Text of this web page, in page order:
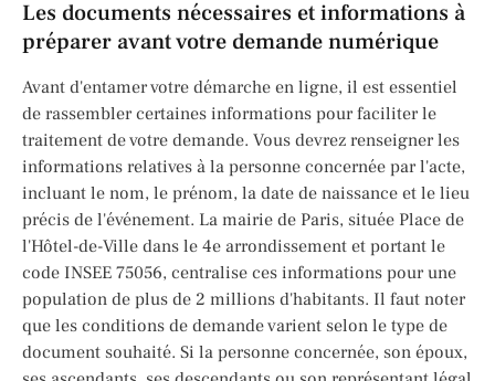
Les documents nécessaires et informations à
préparer avant votre demande numérique
Avant d'entamer votre démarche en ligne, il est essentiel
de rassembler certaines informations pour faciliter le
traitement de votre demande. Vous devrez renseigner les
informations relatives à la personne concernée par l'acte,
incluant le nom, le prénom, la date de naissance et le lieu
précis de l'événement. La mairie de Paris, située Place de
l'Hôtel-de-Ville dans le 4e arrondissement et portant le
code INSEE 75056, centralise ces informations pour une
population de plus de 2 millions d'habitants. Il faut noter
que les conditions de demande varient selon le type de
document souhaité. Si la personne concernée, son époux,